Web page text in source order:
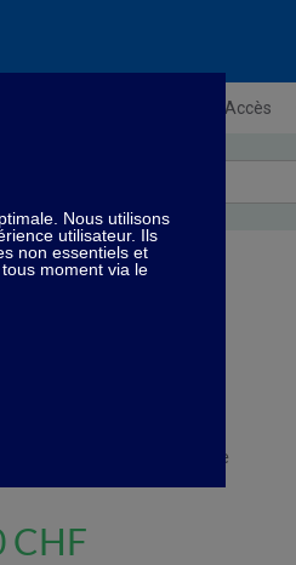
Plan / Accès
2 à 3 kg - grise
- grise
l'Himalaya - 2 à 3 kg - grise
CHF